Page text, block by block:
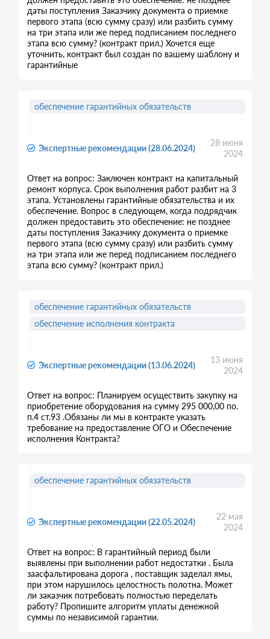
даты поступления Заказчику документа о приемке
первого этапа (всю сумму сразу) или разбить сумму
на три этапа или же перед подписанием последнего
этапа всю сумму? (контракт прил.) Хочется еще
уточнить, контракт был создан по вашему шаблону и
гарантийные
Экспертные рекомендации (28.06.2024)
28 июня
2024
Ответ на вопрос: Заключен контракт на капитальный
ремонт корпуса. Срок выполнения работ разбит на 3
этапа. Установлены гарантийные обязательства и их
обеспечение. Вопрос в следующем, когда подрядчик
должен предоставить это обеспечение: не позднее
даты поступления Заказчику документа о приемке
первого этапа (всю сумму сразу) или разбить сумму
на три этапа или же перед подписанием последнего
этапа всю сумму? (контракт прил.)
обеспечение гарантийных обязательств
Экспертные рекомендации (13.06.2024)
13 июня
2024
Ответ на вопрос: Планируем осуществить закупку на
приобретение оборудования на сумму 295 000,00 по.
п.4 ст.93 .Обязаны ли мы в контракте указать
требование на предоставление ОГО и Обеспечение
исполнения Контракта?
обеспечение гарантийных обязательств
обеспечение исполнения контракта
Экспертные рекомендации (22.05.2024)
22 мая
2024
Ответ на вопрос: В гарантийный период были
выявлены при выполнении работ недостатки . Была
заасфальтирована дорога , поставщик заделал ямы,
при этом нарушилось целостность полотна. Может
ли заказчик потребовать полностью переделать
работу? Пропишите алгоритм уплаты денежной
суммы по независимой гарантии.
обеспечение гарантийных обязательств